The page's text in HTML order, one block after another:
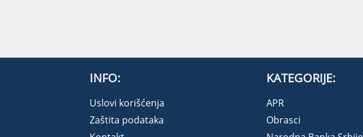
INFO:
Uslovi korišćenja
Zaštita podataka
KATEGORIJE:
APR
Obrasci